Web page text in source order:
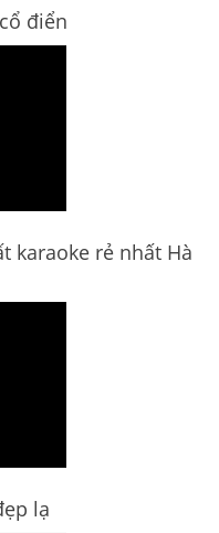
điển
karaoke rẻ nhất Hà
lạ